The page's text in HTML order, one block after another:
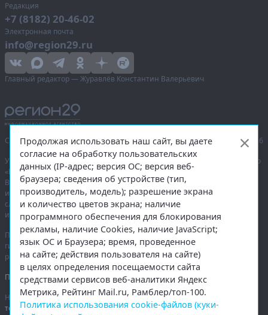
Редакция
+7 (8182) 20-46-02
Электронная почта
info@region29.ru
Главный редактор — Журавлёв Константин Валерьевич
Сетевое издание «Информационное агентство Регион 29»,
© 2016–2026
Учредитель — общество с ограниченной ответственностью «Агентство
«Правда Севера».
Выписка из реестра зарегистрированных средств массовой
информации:ЭЛ № ФС 77-74226от 09.11.2018 выдано Федеральной
службой по надзору в сфере связи, информационных технологий
и массовых коммуникаций (Роскомнадзор).
При полном или частичном использовании любых материалов
гиперссылка на region29.ruобязательна. Копирование материалов без
разрешения администрации сайта запрещено.
Правовая информация.
На информационном ресурсе применяютсярекомендательные
технологии .
Продолжая использовать наш сайт, вы даете
согласие на обработку пользовательских
данных (IP-адрес; версия ОС; версия веб-
браузера; сведения об устройстве (тип,
производитель, модель); разрешение экрана
и количество цветов экрана; наличие
программного обеспечения для блокирования
рекламы, наличие Cookies, наличие JavaScript;
язык ОС и Браузера; время, проведенное
на сайте; действия пользователя на сайте)
в целях определения посещаемости сайта
средствами сервисов веб-аналитики Яндекс
Метрика, Рейтинг Mail.ru, Рамблер/топ-100.
Политика использования cookie-файлов (куки-